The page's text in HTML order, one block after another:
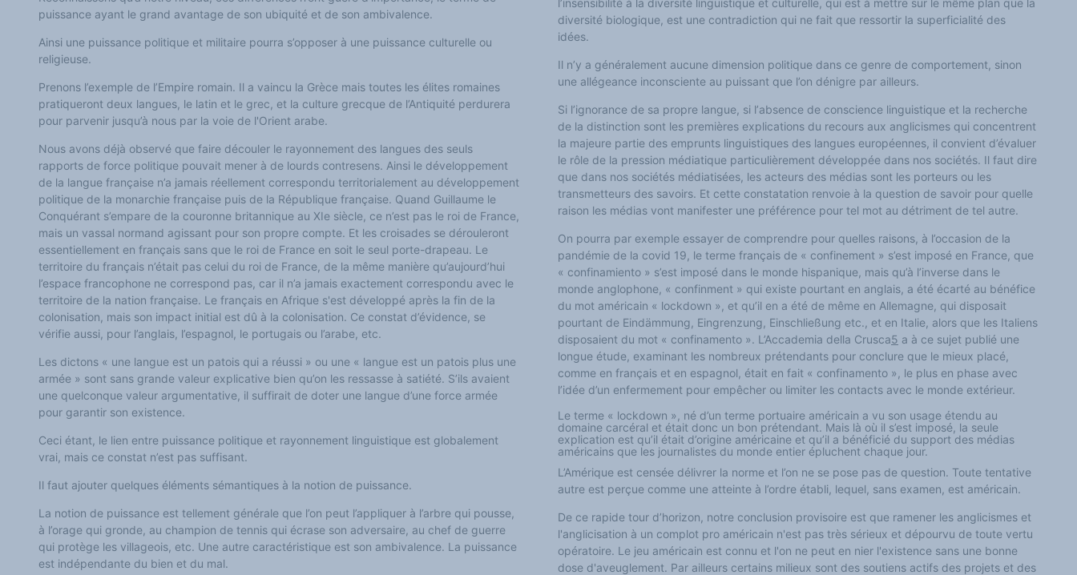
puissance ayant le grand avantage de son ubiquité et de son ambivalence.
Ainsi une puissance politique et militaire pourra s’opposer à une puissance culturelle ou
religieuse.
Prenons l’exemple de l’Empire romain. Il a vaincu la Grèce mais toutes les élites romaines
pratiqueront deux langues, le latin et le grec, et la culture grecque de l’Antiquité perdurera
pour parvenir jusqu’à nous par la voie de l'Orient arabe.
Nous avons déjà observé que faire découler le rayonnement des langues des seuls
rapports de force politique pouvait mener à de lourds contresens. Ainsi le développement
de la langue française n’a jamais réellement correspondu territorialement au développement
politique de la monarchie française puis de la République française. Quand Guillaume le
Conquérant s’empare de la couronne britannique au XIe siècle, ce n’est pas le roi de France,
mais un vassal normand agissant pour son propre compte. Et les croisades se dérouleront
essentiellement en français sans que le roi de France en soit le seul porte-drapeau. Le
territoire du français n’était pas celui du roi de France, de la même manière qu’aujourd’hui
l’espace francophone ne correspond pas, car il n’a jamais exactement correspondu avec le
territoire de la nation française. Le français en Afrique s'est développé après la fin de la
colonisation, mais son impact initial est dû à la colonisation. Ce constat d’évidence, se
vérifie aussi, pour l’anglais, l’espagnol, le portugais ou l’arabe, etc.
Les dictons « une langue est un patois qui a réussi » ou une « langue est un patois plus une
armée » sont sans grande valeur explicative bien qu’on les ressasse à satiété. S’ils avaient
une quelconque valeur argumentative, il suffirait de doter une langue d’une force armée
pour garantir son existence.
Ceci étant, le lien entre puissance politique et rayonnement linguistique est globalement
vrai, mais ce constat n’est pas suffisant.
Il faut ajouter quelques éléments sémantiques à la notion de puissance.
La notion de puissance est tellement générale que l’on peut l’appliquer à l’arbre qui pousse,
à l’orage qui gronde, au champion de tennis qui écrase son adversaire, au chef de guerre
qui protège les villageois, etc. Une autre caractéristique est son ambivalence. La puissance
est indépendante du bien et du mal.
l’insensibilité à la diversité linguistique et culturelle, qui est à mettre sur le même plan que la
diversité biologique, est une contradiction qui ne fait que ressortir la superficialité des
idées.
Il n’y a généralement aucune dimension politique dans ce genre de comportement, sinon
une allégeance inconsciente au puissant que l’on dénigre par ailleurs.
Si l’ignorance de sa propre langue, si l’absence de conscience linguistique et la recherche
de la distinction sont les premières explications du recours aux anglicismes qui concentrent
la majeure partie des emprunts linguistiques des langues européennes, il convient d’évaluer
le rôle de la pression médiatique particulièrement développée dans nos sociétés. Il faut dire
que dans nos sociétés médiatisées, les acteurs des médias sont les porteurs ou les
transmetteurs des savoirs. Et cette constatation renvoie à la question de savoir pour quelle
raison les médias vont manifester une préférence pour tel mot au détriment de tel autre.
On pourra par exemple essayer de comprendre pour quelles raisons, à l’occasion de la
pandémie de la covid 19, le terme français de « confinement » s’est imposé en France, que
« confinamiento » s’est imposé dans le monde hispanique, mais qu’à l’inverse dans le
monde anglophone, « confinment » qui existe pourtant en anglais, a été écarté au bénéfice
du mot américain « lockdown », et qu’il en a été de même en Allemagne, qui disposait
pourtant de Eindämmung, Eingrenzung, Einschließung etc., et en Italie, alors que les Italiens
disposaient du mot « confinamento ». L’Accademia della Crusca5 a à ce sujet publié une
longue étude, examinant les nombreux prétendants pour conclure que le mieux placé,
comme en français et en espagnol, était en fait « confinamento », le plus en phase avec
l’idée d’un enfermement pour empêcher ou limiter les contacts avec le monde extérieur.
Le terme « lockdown », né d’un terme portuaire américain a vu son usage étendu au
domaine carcéral et était donc un bon prétendant. Mais là où il s’est imposé, la seule
explication est qu’il était d’origine américaine et qu’il a bénéficié du support des médias
américains que les journalistes du monde entier épluchent chaque jour.
L’Amérique est censée délivrer la norme et l’on ne se pose pas de question. Toute tentative
autre est perçue comme une atteinte à l’ordre établi, lequel, sans examen, est américain.
De ce rapide tour d’horizon, notre conclusion provisoire est que ramener les anglicismes et
l'anglicisation à un complot pro américain n'est pas très sérieux et dépourvu de toute vertu
opératoire. Le jeu américain est connu et l'on ne peut en nier l'existence sans une bonne
dose d'aveuglement. Par ailleurs certains milieux sont des soutiens actifs des projets et des